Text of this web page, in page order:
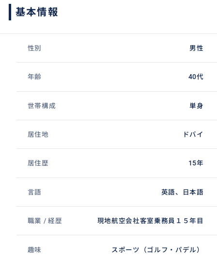
基本情報
性別 男性
年齢 40代
世帯構成 単身
居住地 ドバイ
居住歴 15年
言語 英語、日本語
職業 / 経歴 現地航空会社客室乗務員１５年目
趣味 スポーツ（ゴルフ・パデル）